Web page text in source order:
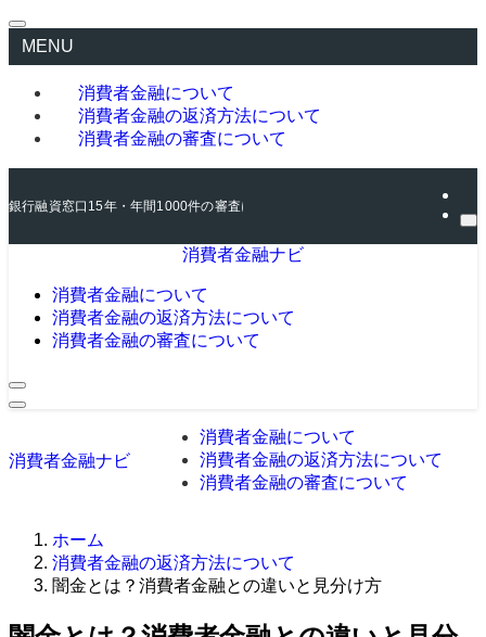
MENU
消費者金融について
消費者金融の返済方法について
消費者金融の審査について
銀行融資窓口15年・年間1000件の審査に関わった元銀行員が、消費者金融の
消費者金融ナビ
消費者金融について
消費者金融の返済方法について
消費者金融の審査について
消費者金融ナビ
消費者金融について
消費者金融の返済方法について
消費者金融の審査について
ホーム
消費者金融の返済方法について
闇金とは？消費者金融との違いと見分け方